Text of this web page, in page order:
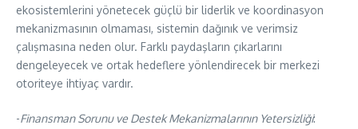
ekosistemlerini yönetecek güçlü bir liderlik ve koordinasyon
mekanizmasının olmaması, sistemin dağınık ve verimsiz
çalışmasına neden olur. Farklı paydaşların çıkarlarını
dengeleyecek ve ortak hedeflere yönlendirecek bir merkezi
otoriteye ihtiyaç vardır.
​-Finansman Sorunu ve Destek Mekanizmalarının Yetersizliği: